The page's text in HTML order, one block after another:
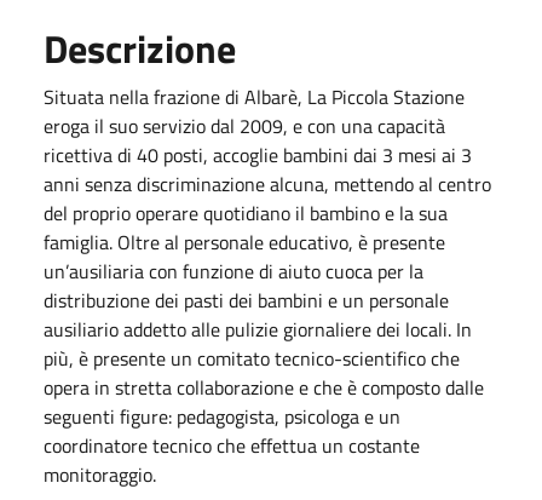
Descrizione
Situata nella frazione di Albarè, La Piccola Stazione
eroga il suo servizio dal 2009, e con una capacità
ricettiva di 40 posti, accoglie bambini dai 3 mesi ai 3
anni senza discriminazione alcuna, mettendo al centro
del proprio operare quotidiano il bambino e la sua
famiglia. Oltre al personale educativo, è presente
un’ausiliaria con funzione di aiuto cuoca per la
distribuzione dei pasti dei bambini e un personale
ausiliario addetto alle pulizie giornaliere dei locali. In
più, è presente un comitato tecnico-scientifico che
opera in stretta collaborazione e che è composto dalle
seguenti figure: pedagogista, psicologa e un
coordinatore tecnico che effettua un costante
monitoraggio.